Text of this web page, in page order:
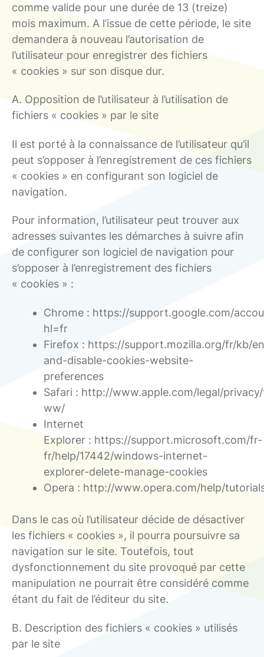
comme valide pour une durée de 13 (treize)
mois maximum. A l’issue de cette période, le site
demandera à nouveau l’autorisation de
l’utilisateur pour enregistrer des fichiers
« cookies » sur son disque dur.
A. Opposition de l’utilisateur à l’utilisation de
fichiers « cookies » par le site
Il est porté à la connaissance de l’utilisateur qu’il
peut s’opposer à l’enregistrement de ces fichiers
« cookies » en configurant son logiciel de
navigation.
Pour information, l’utilisateur peut trouver aux
adresses suivantes les démarches à suivre afin
de configurer son logiciel de navigation pour
s’opposer à l’enregistrement des fichiers
« cookies » :
Chrome : https://support.google.com/
hl=fr
Firefox : https://support.mozilla.org/fr/kb/
and-disable-cookies-website-
preferences
Safari : http://www.apple.com/legal/
ww/
Internet
Explorer : https://support.microsoft.com/fr-
fr/help/17442/windows-internet-
explorer-delete-manage-cookies
Opera : http://www.opera.com/help/
Dans le cas où l’utilisateur décide de désactiver
les fichiers « cookies », il pourra poursuivre sa
navigation sur le site. Toutefois, tout
dysfonctionnement du site provoqué par cette
manipulation ne pourrait être considéré comme
étant du fait de l’éditeur du site.
B. Description des fichiers « cookies » utilisés
par le site